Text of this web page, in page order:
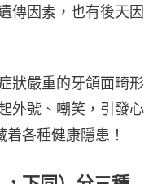
傳因素，也有後天因
狀嚴重的牙頜面畸形
外號、嘲笑，引發心
各種健康隱患！